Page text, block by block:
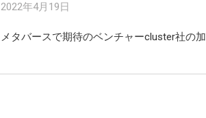
2022年4月19日
メタバースで期待のベンチャーcluster社の